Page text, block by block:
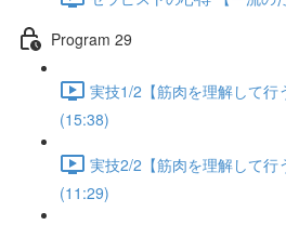
Program 29
実技1/2【筋肉を理解して行
(15:38)
実技2/2【筋肉を理解して行
(11:29)